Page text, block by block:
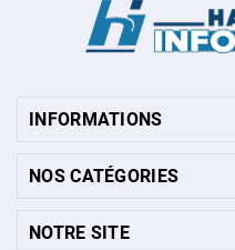
INFORMATIONS
NOS CATÉGORIES
NOTRE SITE